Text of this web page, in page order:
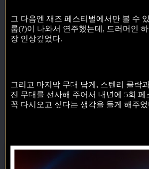
그 다음엔 재즈 페스티벌에서만 볼 수
룹(?)이 나와서 연주했는데, 드러머인
장 인상깊었다.
그리고 마지막 무대 답게, 스텐리 클락
진 무대를 선사해 주어서 내년에 5회 페
꼭 다시오고 싶다는 생각을 들게 해주었